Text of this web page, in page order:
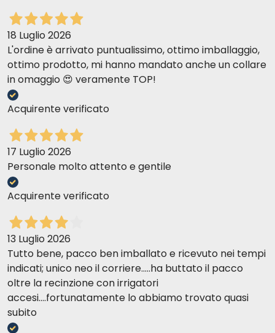
18 Luglio 2026
L'ordine è arrivato puntualissimo, ottimo imballaggio,
ottimo prodotto, mi hanno mandato anche un collare
in omaggio 😍 veramente TOP!
Acquirente verificato
17 Luglio 2026
Personale molto attento e gentile
Acquirente verificato
13 Luglio 2026
Tutto bene, pacco ben imballato e ricevuto nei tempi
indicati; unico neo il corriere.....ha buttato il pacco
oltre la recinzione con irrigatori
accesi....fortunatamente lo abbiamo trovato quasi
subito